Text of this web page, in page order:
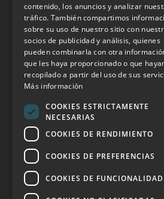
INFORMACIÓN LEGAL
Aviso Legal
Política de Privacidad
Política de Cookies
Política de calidad y seguridad de la
Contacto
DOSSIER Y CONTRATACIÓN
contenido, los anuncios y analizar
tráfico. También compartimos
sobre su uso de nuestro sitio con
socios de publicidad y análisis, quienes
pueden combinarla con otra
que les haya proporcionado o que
recopilado a partir del uso de sus
Más información
COOKIES ESTRICTAMENTE
NECESARIAS
COOKIES DE RENDIMIENTO
COOKIES DE PREFERENCIAS
COOKIES DE FUNCIONALIDAD